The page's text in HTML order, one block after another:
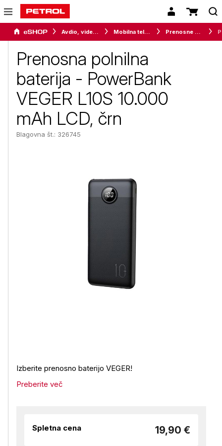
Avdio, video in telefonija Mobilna telefonija Prenosne baterije in (avto) polnilci
Prenosna polnilna
baterija - PowerBank
VEGER L10S 10.000
mAh LCD, črn
Blagovna št.: 326745
Izberite prenosno baterijo VEGER!
Preberite več
Spletna cena 19,90 €